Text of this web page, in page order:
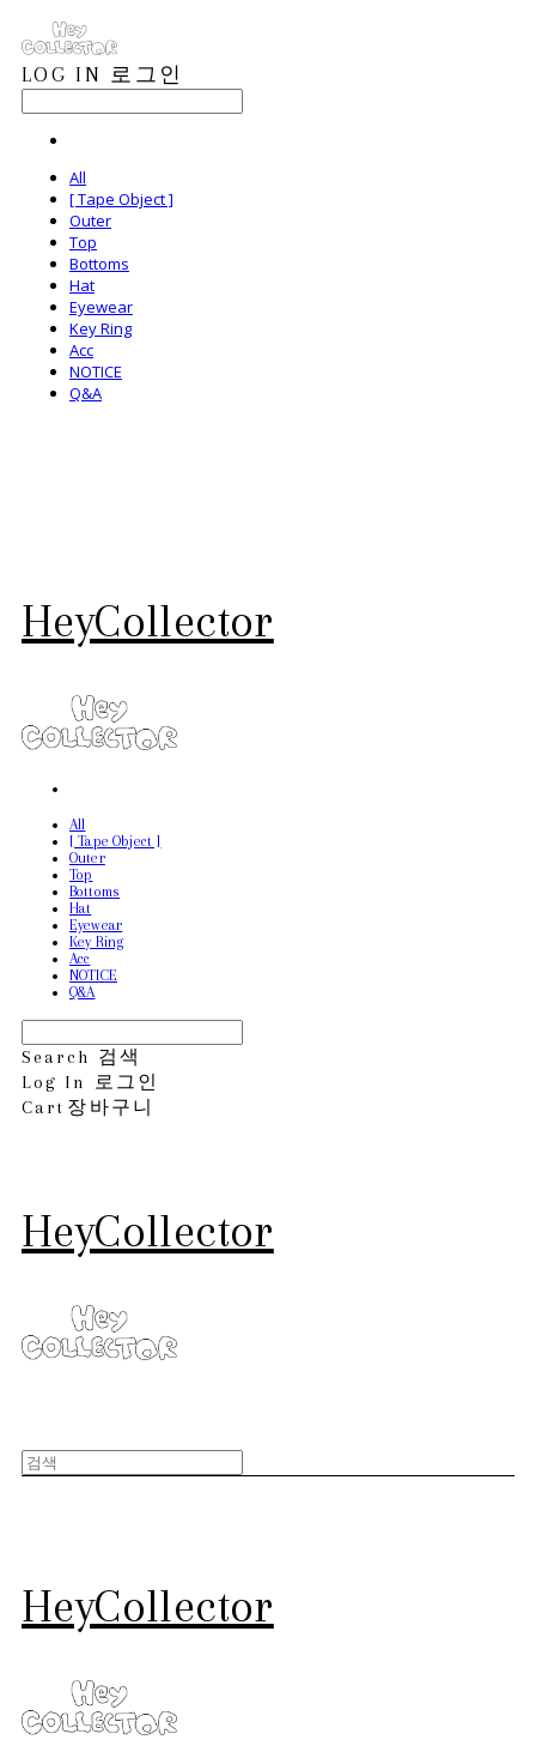
LOG IN 로그인
All
[ Tape Object ]
Outer
Top
Bottoms
Hat
Eyewear
Key Ring
Acc
NOTICE
Q&A
HeyCollector
All
[ Tape Object ]
Outer
Top
Bottoms
Hat
Eyewear
Key Ring
Acc
NOTICE
Q&A
Search 검색
Log In
로그인
Cart 장바구니
HeyCollector
HeyCollector